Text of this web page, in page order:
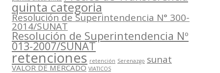
quinta categoria
Resolución de Superintendencia N° 300-
2014/SUNAT
Resolución de Superintendencia Nº
013-2007/SUNAT
retenciones retención Serenazgo sunat
VALOR DE MERCADO VIATICOS